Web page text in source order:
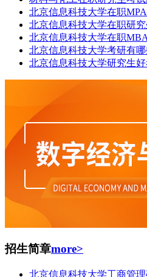
北京信息科技大学在职
北京信息科技大学在职研
北京信息科技大学在职
北京信息科技大学考研有哪
北京信息科技大学研究生好
招生简章more>
北京信息科技大学工商管